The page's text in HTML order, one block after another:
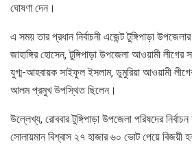
ঘোষণা দেন।
এ সময় তার প্রধান নির্বাচনী এজেন্ট টুঙ্গিপাড়া
জাহাঙ্গির হোসেন, টুঙ্গিপাড়া উপজেলা আওয়ামী
যুগ্ম-আহবায়ক সাইফুল ইসলাম, ডুমুরিয়া আওয়ামী
আলম প্রমুখ উপস্থিত ছিলেন।
উল্লেখ্য, রোববার টুঙ্গিপাড়া উপজেলা পরিষদের
সোলায়মান বিশ্বাস ২৭ হাজার ৬০ ভোট পেয়ে বিজয়ী